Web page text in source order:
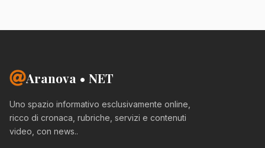
Aranova • NET
Uno spazio informativo esclusivamente online,
ricco di cronaca, rubriche, servizi e contenuti
video, con news..